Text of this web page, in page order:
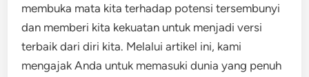
membuka mata kita terhadap potensi tersembunyi
dan memberi kita kekuatan untuk menjadi versi
terbaik dari diri kita. Melalui artikel ini, kami
mengajak Anda untuk memasuki dunia yang penuh